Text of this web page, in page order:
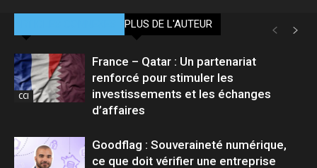
PLUS DE L'AUTEUR
CCI
France – Qatar : Un partenariat
renforcé pour stimuler les
investissements et les échanges
d’affaires
Goodflag : Souveraineté numérique,
ce que doit vérifier une entreprise